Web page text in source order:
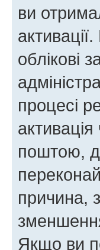
ви
облікові
процесі
поштою,
причина,
Якщо ви